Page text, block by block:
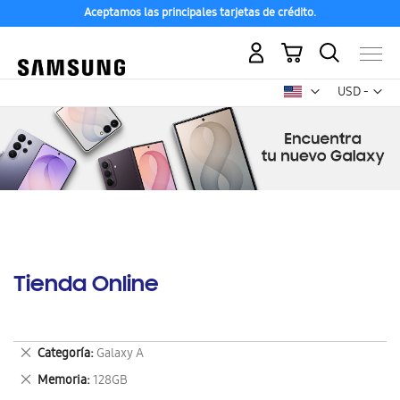
Aceptamos las principales tarjetas de crédito.
USD -
dólar
Mi carrito
Tienda Online
Categoría Galaxy A
Eliminar
este
artículo
Memoria 128GB
Eliminar